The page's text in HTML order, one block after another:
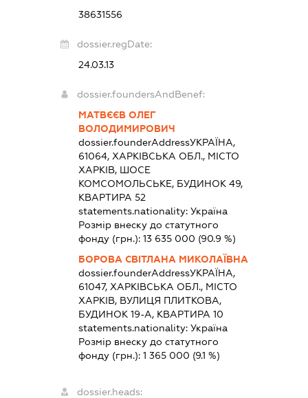
38631556
dossier.regDate:
24.03.13
dossier.foundersAndBenef:
МАТВЄЄВ ОЛЕГ
ВОЛОДИМИРОВИЧ
dossier.founderAddressУКРАЇНА,
61064, ХАРКІВСЬКА ОБЛ., МІСТО
ХАРКІВ, ШОСЕ
КОМСОМОЛЬСЬКЕ, БУДИНОК 49,
КВАРТИРА 52
statements.nationality:Україна
Розмір внеску до статутного
фонду (грн.):13 635 000 (90.9 %)
БОРОВА СВІТЛАНА МИКОЛАЇВНА
dossier.founderAddressУКРАЇНА,
61047, ХАРКІВСЬКА ОБЛ., МІСТО
ХАРКІВ, ВУЛИЦЯ ПЛИТКОВА,
БУДИНОК 19-А, КВАРТИРА 10
statements.nationality:Україна
Розмір внеску до статутного
фонду (грн.):1 365 000 (9.1 %)
dossier.heads: